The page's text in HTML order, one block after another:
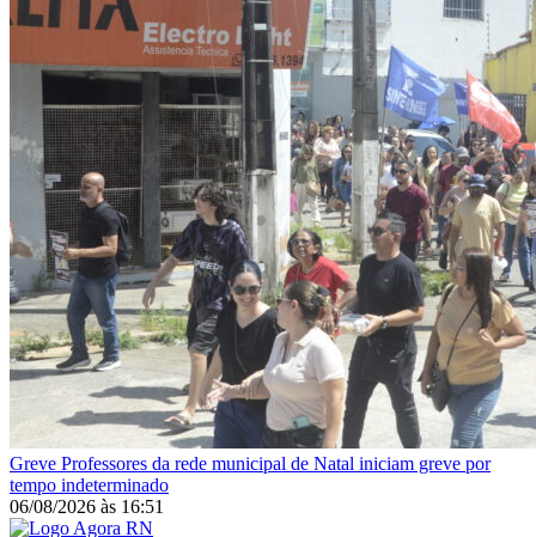
Greve Professores da rede municipal de Natal iniciam greve por
tempo indeterminado
06/08/2026 às 16:51